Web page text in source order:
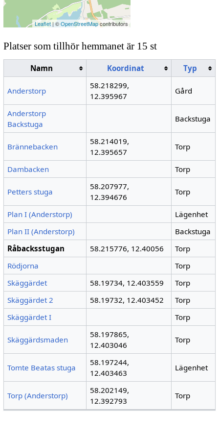
Leaflet | ©OpenStreetMapcontributors
Platser som tillhör hemmanet är 15 st
Namn Koordinat Typ
Anderstorp
58.218299,
12.395967
Gård
Anderstorp
Backstuga
Backstuga
Brännebacken
58.214019,
12.395657
Torp
Dambacken Torp
Petters stuga
58.207977,
12.394676
Torp
Plan I (Anderstorp)
Lägenhet
Plan II (Anderstorp)
Backstuga
Råbacksstugan
58.215776, 12.40056
Torp
Rödjorna
Torp
Skäggärdet
58.19734, 12.403559
Torp
Skäggärdet 2
58.19732, 12.403452
Torp
Skäggärdet I
Torp
Skäggärdsmaden
58.197865,
12.403046
Torp
Tomte Beatas stuga
58.197244,
12.403463
Lägenhet
Torp (Anderstorp)
58.202149,
12.392793
Torp